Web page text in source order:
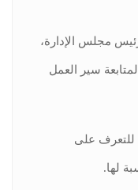
مجلس الإدارة،
سير العمل
على
لها.